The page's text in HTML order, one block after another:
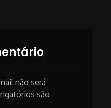
não será
são